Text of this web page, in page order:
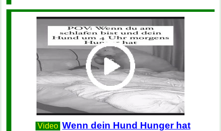
Video Wenn dein Hund Hunger hat